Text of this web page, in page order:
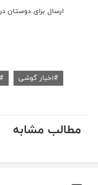
ارسال برای دوستان
اخبار گوشی
مطالب مشابه